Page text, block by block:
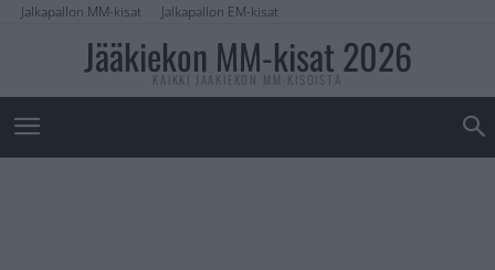
Jalkapallon MM-kisat Jalkapallon EM-kisat
Jääkiekon MM-kisat 2026
KAIKKI JÄÄKIEKON MM-KISOISTA